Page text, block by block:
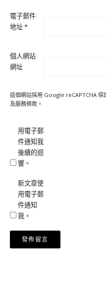
電子郵件
地址*
個人網站
網址
這個網站採用 Google reCAPTCHA
及服務條款 。
用電子郵
件通知我
後續的迴
響。
新文章使
用電子郵
件通知
我。